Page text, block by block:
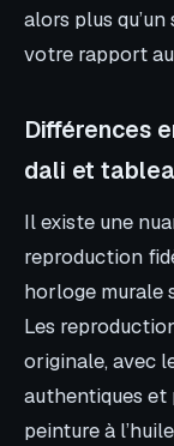
alors plus
votre rapport
Différences
dali et
Il existe une
reproduction
horloge murale
Les
originale, avec
authentiques et
peinture à